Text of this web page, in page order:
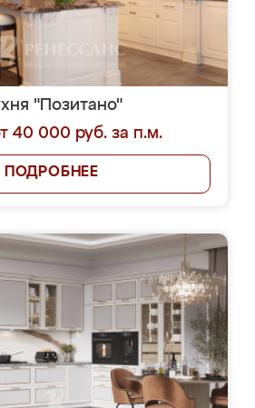
"Позитано"
40 000 руб. за п.м.
ПОДРОБНЕЕ